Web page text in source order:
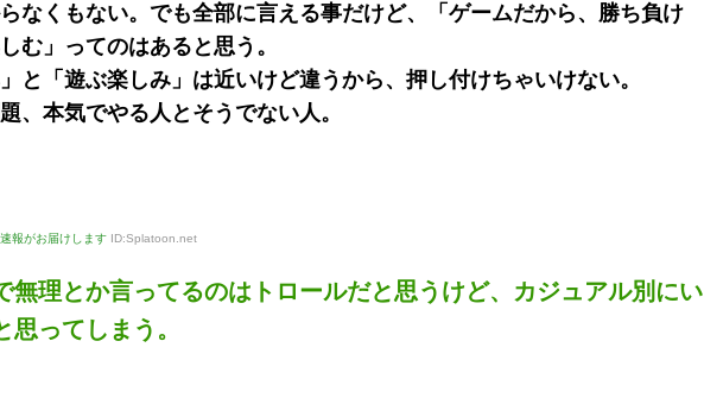
なくもない。でも全部に言える事だけど、「ゲームだから、勝ち負け
む」ってのはあると思う。
」と「遊ぶ楽しみ」は近いけど違うから、押し付けちゃいけない。
、本気でやる人とそうでない人。
報がお届けします ID:Splatoon.net
無理とか言ってるのはトロールだと思うけど、カジュアル別にい
思ってしまう。